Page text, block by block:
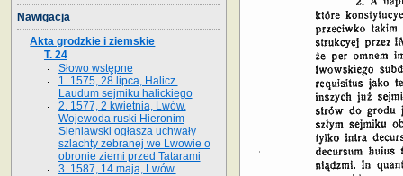
Nawigacja
Akta grodzkie i ziemskie
T. 24
Słowo wstępne
1. 1575, 28 lipca, Halicz.
Laudum sejmiku halickiego
2. 1577, 2 kwietnia, Lwów.
Wojewoda ruski Hieronim
Sieniawski ogłasza uchwały
szlachty zebranej we Lwowie o
obronie ziemi przed Tatarami
3. 1587, 14 maja, Lwów.